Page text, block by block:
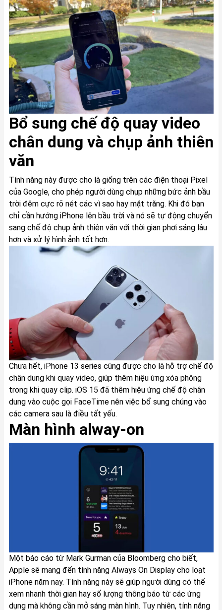
Bổ sung chế độ quay video
chân dung và chụp ảnh thiên
văn
Tính năng này được cho là giống trên các điện thoại Pixel
của Google, cho phép người dùng chụp những bức ảnh bầu
trời đêm cực rõ nét các vì sao hay mặt trăng. Khi đó bạn
chỉ cần hướng iPhone lên bầu trời và nó sẽ tự động chuyển
sang chế độ chụp ảnh thiên văn với thời gian phơi sáng lâu
hơn và xử lý hình ảnh tốt hơn.
Chưa hết, iPhone 13 series cũng được cho là hỗ trợ chế độ
chân dung khi quay video, giúp thêm hiệu ứng xóa phông
trong khi quay clip. iOS 15 đã thêm hiệu ứng chế độ chân
dung vào cuộc gọi FaceTime nên việc bổ sung chúng vào
các camera sau là điều tất yếu.
Màn hình alway-on
Một báo cáo từ Mark Gurman của Bloomberg cho biết,
Apple sẽ mang đến tính năng Always On Display cho loạt
iPhone năm nay. Tính năng này sẽ giúp người dùng có thể
xem nhanh thời gian hay số lượng thông báo từ các ứng
dụng mà không cần mở sáng màn hình. Tuy nhiên, tính năng